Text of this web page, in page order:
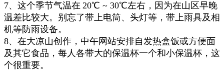
7、 这个季节气温在 20℃ ~ 30℃左右， 因为在山区早晚
温差比较大。 别忘了带上电筒、头灯等，带上雨具及相
机等防雨设备。
8、 在大凉山创 作 ，中午网站安排自发热盒饭或方便面
及其它食品，每人各带大的保温杯一个和小保温杯，这
个很重要。